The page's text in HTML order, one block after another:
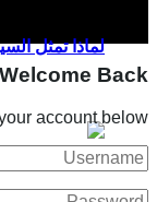
لماذا تمثل
Welcome Back!
account below